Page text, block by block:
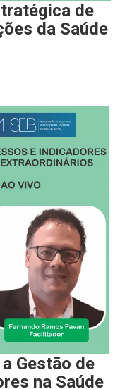
de
da Saúde
Gestão de
na Saúde